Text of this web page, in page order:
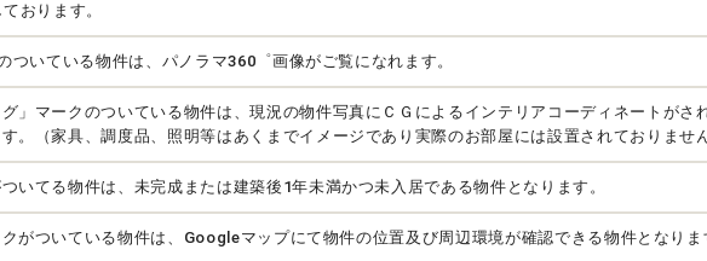
おります。
ついている物件は、パノラマ360゜画像がご覧になれます。
」マークのついている物件は、現況の物件写真にＣＧによるインテリアコーディネートがさ
。（家具、調度品、照明等はあくまでイメージであり実際のお部屋には設置されておりませ
いてる物件は、未完成または建築後1年未満かつ未入居である物件となります。
がついている物件は、Googleマップにて物件の位置及び周辺環境が確認できる物件となりま